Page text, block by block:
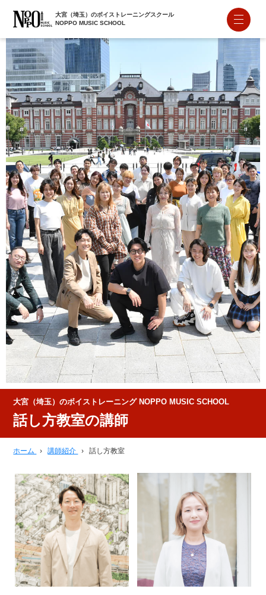
大宮（埼玉）のボイストレーニングスクール
NOPPO MUSIC SCHOOL
大宮（埼玉）のボイストレーニング NOPPO MUSIC SCHOOL
話し方教室の講師
ホーム › 講師紹介 › 話し方教室